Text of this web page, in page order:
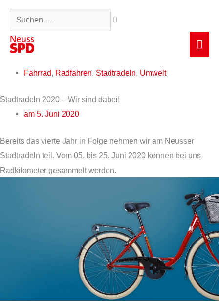
Zum
Inhalt
springen
Suchen …
Fahrrad Radfahren Stadtradeln Umwelt
Stadtradeln 2020 – Wir sind dabei!
am 5. Juni 2020
Bereits das vierte Jahr in Folge nehmen wir am Neusser
Stadtradeln teil. Vom 05. bis 25. Juni 2020 können bei uns
Radkilometer gesammelt werden.